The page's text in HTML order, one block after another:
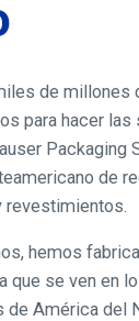
de millones
para hacer
Packaging
de
revestimientos.
hemos
que se ven en
de América del